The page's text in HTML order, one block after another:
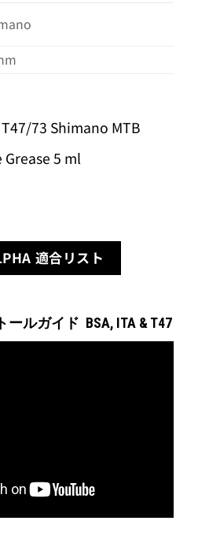
73 Shimano MTB
5 ml
適合リスト
ールガイド BSA, ITA & T47